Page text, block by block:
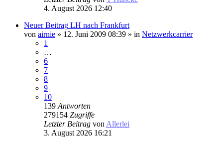
4. August 2026 12:40
Neuer Beitrag LH nach Frankfurt
von airnie » 12. Juni 2009 08:39 » in Netzwerkcarrier
1
…
6
7
8
9
10
139 Antworten
279154 Zugriffe
Letzter Beitrag von Allerlei
3. August 2026 16:21